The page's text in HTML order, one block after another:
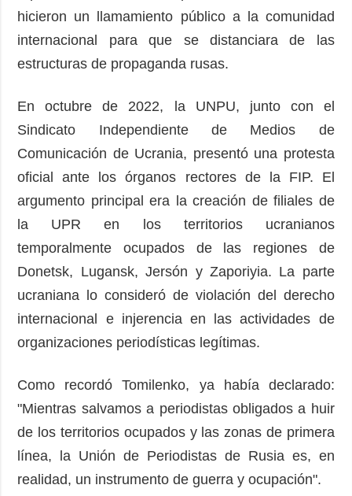
hicieron un llamamiento público a la comunidad
internacional para que se distanciara de las
estructuras de propaganda rusas.
En octubre de 2022, la UNPU, junto con el
Sindicato Independiente de Medios de
Comunicación de Ucrania, presentó una protesta
oficial ante los órganos rectores de la FIP. El
argumento principal era la creación de filiales de
la UPR en los territorios ucranianos
temporalmente ocupados de las regiones de
Donetsk, Lugansk, Jersón y Zaporiyia. La parte
ucraniana lo consideró de violación del derecho
internacional e injerencia en las actividades de
organizaciones periodísticas legítimas.
Como recordó Tomilenko, ya había declarado:
"Mientras salvamos a periodistas obligados a huir
de los territorios ocupados y las zonas de primera
línea, la Unión de Periodistas de Rusia es, en
realidad, un instrumento de guerra y ocupación".